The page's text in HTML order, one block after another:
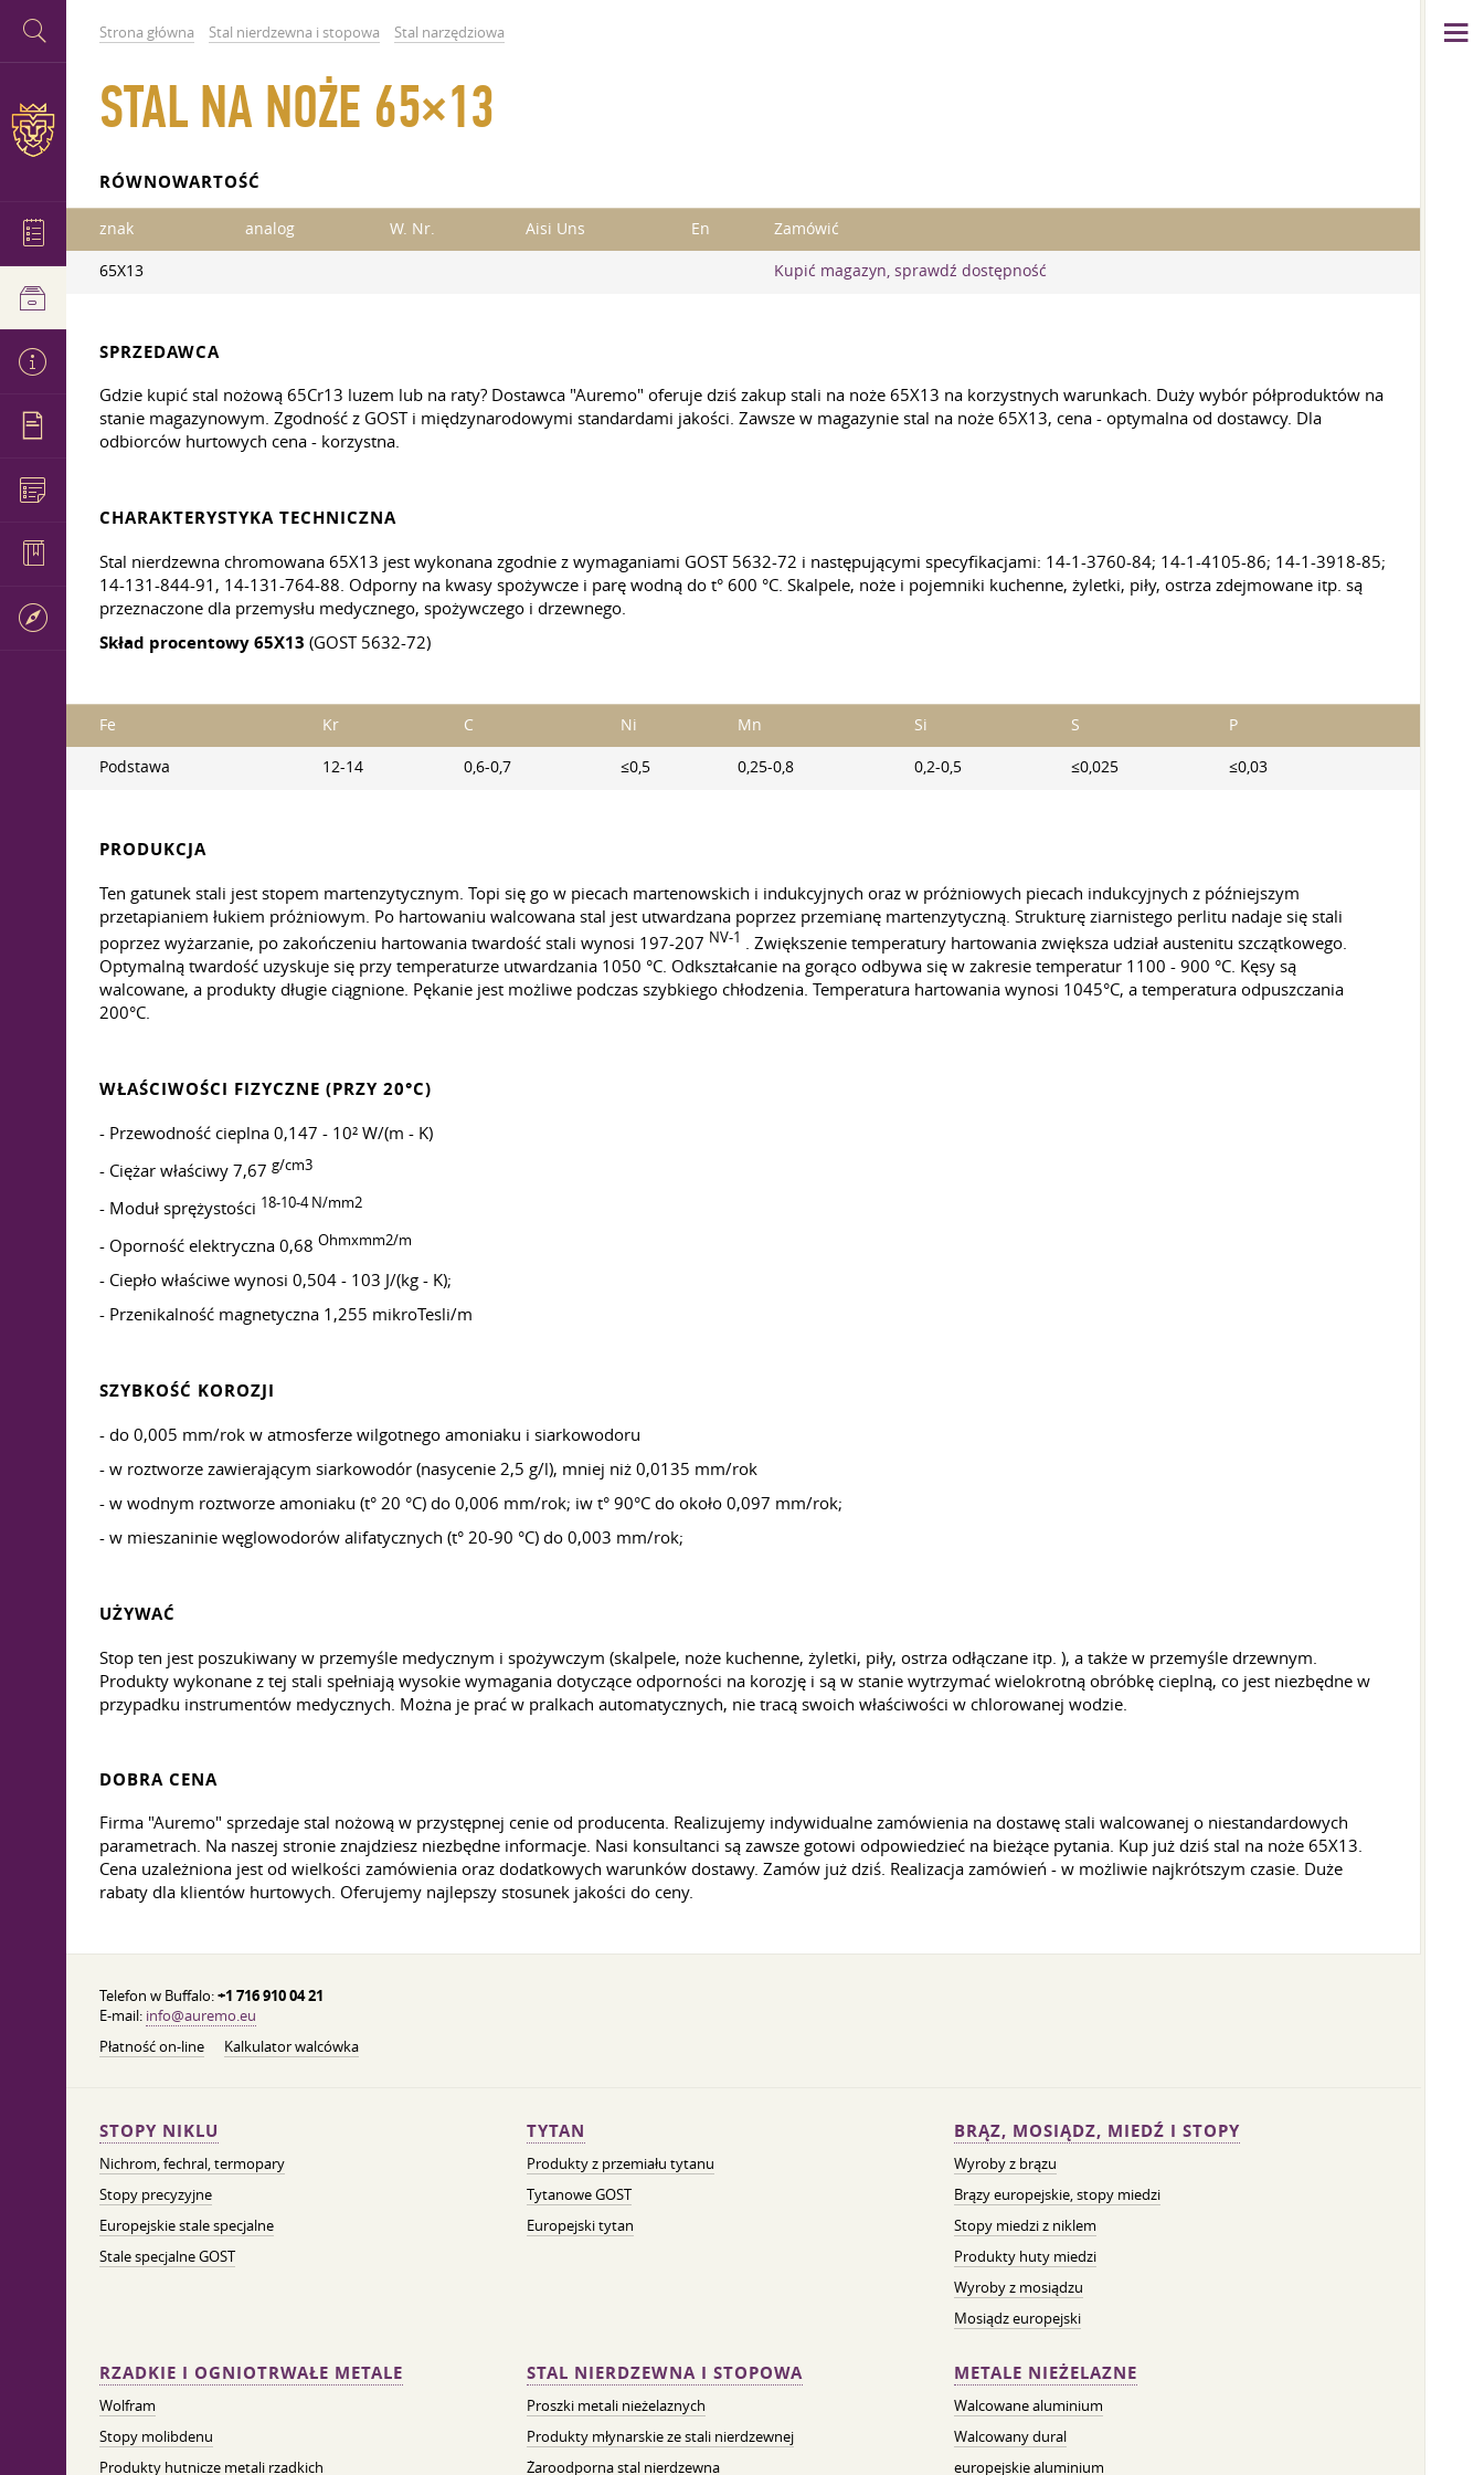
Strona główna Stal nierdzewna i stopowa Stal narzędziowa
STAL NA NOŻE 65×13
RÓWNOWARTOŚĆ
znak analog W. Nr. Aisi Uns En Zamówić
65X13 Kupić magazyn, sprawdź dostępność
SPRZEDAWCA
Gdzie kupić stal nożową 65Cr13 luzem lub na raty? Dostawca "Auremo" oferuje dziś zakup stali na noże 65X13 na korzystnych warunkach. Duży wybór półproduktów na
stanie magazynowym. Zgodność z GOST i międzynarodowymi standardami jakości. Zawsze w magazynie stal na noże 65X13, cena - optymalna od dostawcy. Dla
odbiorców hurtowych cena - korzystna.
CHARAKTERYSTYKA TECHNICZNA
Stal nierdzewna chromowana 65X13 jest wykonana zgodnie z wymaganiami GOST 5632-72 i następującymi specyfikacjami: 14-1-3760-84; 14-1-4105-86; 14-1-3918-85;
14-131-844-91, 14-131-764-88. Odporny na kwasy spożywcze i parę wodną do t° 600 °C. Skalpele, noże i pojemniki kuchenne, żyletki, piły, ostrza zdejmowane itp. są
przeznaczone dla przemysłu medycznego, spożywczego i drzewnego.
Skład procentowy 65X13 (GOST 5632-72)
Fe Kr C Ni Mn Si S P
Podstawa 12-14 0,6-0,7 ≤0,5 0,25-0,8 0,2-0,5 ≤0,025 ≤0,03
PRODUKCJA
Ten gatunek stali jest stopem martenzytycznym. Topi się go w piecach martenowskich i indukcyjnych oraz w próżniowych piecach indukcyjnych z późniejszym
przetapianiem łukiem próżniowym. Po hartowaniu walcowana stal jest utwardzana poprzez przemianę martenzytyczną. Strukturę ziarnistego perlitu nadaje się stali
poprzez wyżarzanie, po zakończeniu hartowania twardość stali wynosi 197-207 NV-1 . Zwiększenie temperatury hartowania zwiększa udział austenitu szczątkowego.
Optymalną twardość uzyskuje się przy temperaturze utwardzania 1050 °C. Odkształcanie na gorąco odbywa się w zakresie temperatur 1100 - 900 °C. Kęsy są
walcowane, a produkty długie ciągnione. Pękanie jest możliwe podczas szybkiego chłodzenia. Temperatura hartowania wynosi 1045°C, a temperatura odpuszczania
200°C.
WŁAŚCIWOŚCI FIZYCZNE (PRZY 20°C)
- Przewodność cieplna 0,147 - 10² W/(m - K)
- Ciężar właściwy 7,67 g/cm3
- Moduł sprężystości 18-10-4 N/mm2
- Oporność elektryczna 0,68 Ohmxmm2/m
- Ciepło właściwe wynosi 0,504 - 103 J/(kg - K);
- Przenikalność magnetyczna 1,255 mikroTesli/m
SZYBKOŚĆ KOROZJI
- do 0,005 mm/rok w atmosferze wilgotnego amoniaku i siarkowodoru
- w roztworze zawierającym siarkowodór (nasycenie 2,5 g/l), mniej niż 0,0135 mm/rok
- w wodnym roztworze amoniaku (t° 20 °C) do 0,006 mm/rok; iw t° 90°C do około 0,097 mm/rok;
- w mieszaninie węglowodorów alifatycznych (t° 20-90 °C) do 0,003 mm/rok;
UŻYWAĆ
Stop ten jest poszukiwany w przemyśle medycznym i spożywczym (skalpele, noże kuchenne, żyletki, piły, ostrza odłączane itp. ), a także w przemyśle drzewnym.
Produkty wykonane z tej stali spełniają wysokie wymagania dotyczące odporności na korozję i są w stanie wytrzymać wielokrotną obróbkę cieplną, co jest niezbędne w
przypadku instrumentów medycznych. Można je prać w pralkach automatycznych, nie tracą swoich właściwości w chlorowanej wodzie.
DOBRA CENA
Firma "Auremo" sprzedaje stal nożową w przystępnej cenie od producenta. Realizujemy indywidualne zamówienia na dostawę stali walcowanej o niestandardowych
parametrach. Na naszej stronie znajdziesz niezbędne informacje. Nasi konsultanci są zawsze gotowi odpowiedzieć na bieżące pytania. Kup już dziś stal na noże 65X13.
Cena uzależniona jest od wielkości zamówienia oraz dodatkowych warunków dostawy. Zamów już dziś. Realizacja zamówień - w możliwie najkrótszym czasie. Duże
rabaty dla klientów hurtowych. Oferujemy najlepszy stosunek jakości do ceny.
Telefon w Buffalo:+1 716 910 04 21
E-mail: info@auremo.eu
Płatność on-line
Kalkulator walcówka
STOPY NIKLU
Nichrom, fechral, termopary
Stopy precyzyjne
Europejskie stale specjalne
Stale specjalne GOST
TYTAN
Produkty z przemiału tytanu
Tytanowe GOST
Europejski tytan
BRĄZ, MOSIĄDZ, MIEDŹ I STOPY
Wyroby z brązu
Brązy europejskie, stopy miedzi
Stopy miedzi z niklem
Produkty huty miedzi
Wyroby z mosiądzu
Mosiądz europejski
RZADKIE I OGNIOTRWAŁE METALE
Wolfram
Stopy molibdenu
Produkty hutnicze metali rzadkich
STAL NIERDZEWNA I STOPOWA
Proszki metali nieżelaznych
Produkty młynarskie ze stali nierdzewnej
Żaroodporna stal nierdzewna
METALE NIEŻELAZNE
Walcowane aluminium
Walcowany dural
europejskie aluminium